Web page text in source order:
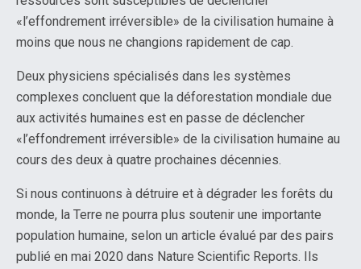
«l’effondrement irréversible» de la civilisation humaine à
moins que nous ne changions rapidement de cap.
Deux physiciens spécialisés dans les systèmes
complexes concluent que la déforestation mondiale due
aux activités humaines est en passe de déclencher
«l’effondrement irréversible» de la civilisation humaine au
cours des deux à quatre prochaines décennies.
Si nous continuons à détruire et à dégrader les forêts du
monde, la Terre ne pourra plus soutenir une importante
population humaine, selon un article évalué par des pairs
publié en mai 2020 dans Nature Scientific Reports. Ils